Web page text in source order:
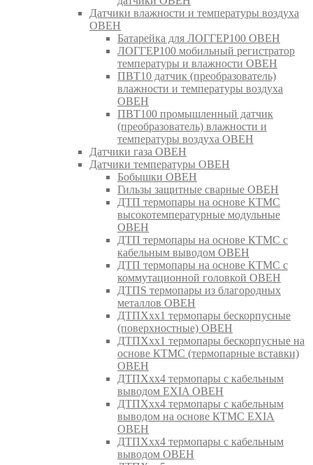
Датчики влажности и температуры воздуха
ОВЕН
Батарейка для ЛОГГЕР100 ОВЕН
ЛОГГЕР100 мобильный регистратор
температуры и влажности ОВЕН
ПВТ10 датчик (преобразователь)
влажности и температуры воздуха
ОВЕН
ПВТ100 промышленный датчик
(преобразователь) влажности и
температуры воздуха ОВЕН
Датчики газа ОВЕН
Датчики температуры ОВЕН
Бобышки ОВЕН
Гильзы защитные сварные ОВЕН
ДТП термопары на основе КТМС
высокотемпературные модульные
ОВЕН
ДТП термопары на основе КТМС с
кабельным выводом ОВЕН
ДТП термопары на основе КТМС с
коммутационной головкой ОВЕН
ДТПS термопары из благородных
металлов ОВЕН
ДТПХхх1 термопары бескорпусные
(поверхностные) ОВЕН
ДТПХхх1 термопары бескорпусные на
основе КТМС (термопарные вставки)
ОВЕН
ДТПХхх4 термопары с кабельным
выводом EXIA ОВЕН
ДТПХхх4 термопары с кабельным
выводом на основе КТМС EXIA
ОВЕН
ДТПХхх4 термопары с кабельным
выводом ОВЕН